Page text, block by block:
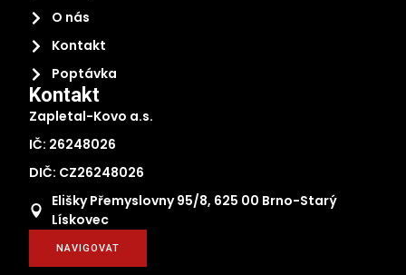
O nás
Kontakt
Poptávka
Kontakt
Zapletal-Kovo a.s.
IČ: 26248026
DIČ: CZ26248026
Elišky Přemyslovny 95/8, 625 00 Brno-Starý
Lískovec
NAVIGOVAT